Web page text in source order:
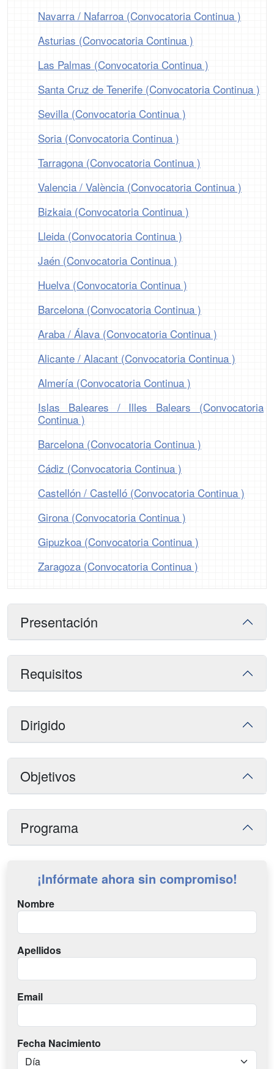
Navarra / Nafarroa (Convocatoria Continua )
Asturias (Convocatoria Continua )
Las Palmas (Convocatoria Continua )
Santa Cruz de Tenerife (Convocatoria Continua )
Sevilla (Convocatoria Continua )
Soria (Convocatoria Continua )
Tarragona (Convocatoria Continua )
Valencia / València (Convocatoria Continua )
Bizkaia (Convocatoria Continua )
Lleida (Convocatoria Continua )
Jaén (Convocatoria Continua )
Huelva (Convocatoria Continua )
Barcelona (Convocatoria Continua )
Araba / Álava (Convocatoria Continua )
Alicante / Alacant (Convocatoria Continua )
Almería (Convocatoria Continua )
Islas Baleares / Illes Balears (Convocatoria
Continua )
Barcelona (Convocatoria Continua )
Cádiz (Convocatoria Continua )
Castellón / Castelló (Convocatoria Continua )
Girona (Convocatoria Continua )
Gipuzkoa (Convocatoria Continua )
Zaragoza (Convocatoria Continua )
Presentación
Requisitos
Dirigido
Objetivos
Programa
¡Infórmate ahora sin compromiso!
Nombre
Apellidos
Email
Fecha Nacimiento